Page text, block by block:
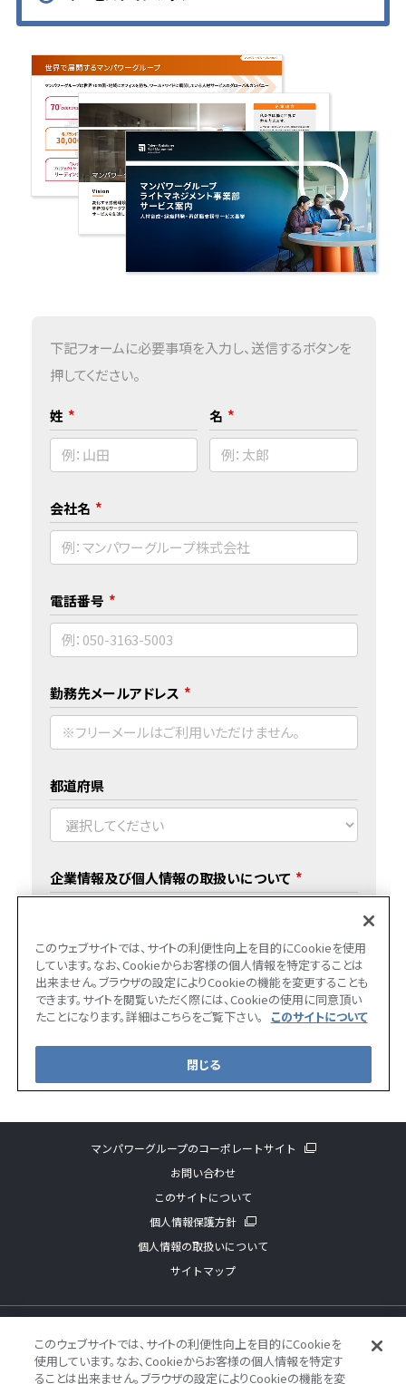
マンパワーグループのコーポレートサイト
お問い合わせ
このサイトについて
個人情報保護方針
個人情報の取扱いについて
サイトマップ
このウェブサイトでは、サイトの利便性向上を目的にCookieを
使用しています。なお、Cookieからお客様の個人情報を特定す
ることは出来ません。ブラウザの設定によりCookieの機能を変